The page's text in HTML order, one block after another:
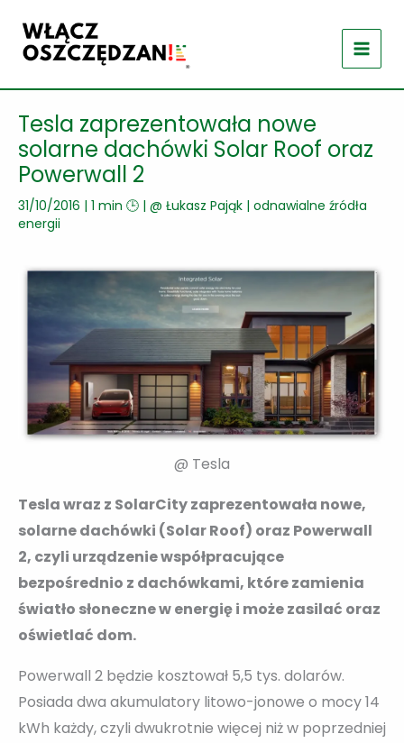
treści
Tesla zaprezentowała nowe
solarne dachówki Solar Roof oraz
Powerwall 2
31/10/2016 | 1 min 🕒 | @ Łukasz Pająk | odnawialne źródła
energii
@ Tesla
Tesla wraz z SolarCity zaprezentowała nowe,
solarne dachówki (Solar Roof) oraz Powerwall
2, czyli urządzenie współpracujące
bezpośrednio z dachówkami, które zamienia
światło słoneczne w energię i może zasilać oraz
oświetlać dom.
Powerwall 2 będzie kosztował 5,5 tys. dolarów.
Posiada dwa akumulatory litowo-jonowe o mocy 14
kWh każdy, czyli dwukrotnie więcej niż w poprzedniej